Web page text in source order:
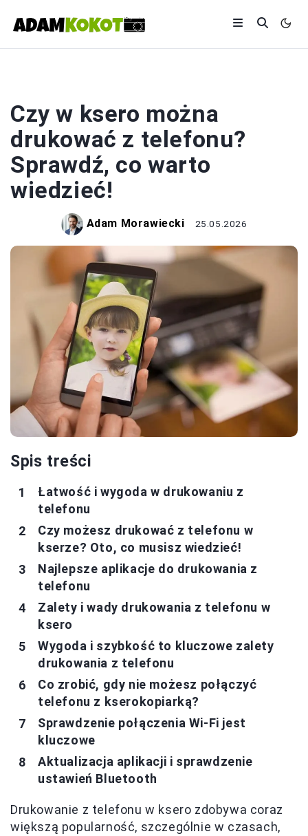
Czy w ksero można
drukować z telefonu?
Sprawdź, co warto
wiedzieć!
Adam Morawiecki 25.05.2026
Spis treści
Łatwość i wygoda w drukowaniu z
telefonu
Czy możesz drukować z telefonu w
kserze? Oto, co musisz wiedzieć!
Najlepsze aplikacje do drukowania z
telefonu
Zalety i wady drukowania z telefonu w
ksero
Wygoda i szybkość to kluczowe zalety
drukowania z telefonu
Co zrobić, gdy nie możesz połączyć
telefonu z kserokopiarką?
Sprawdzenie połączenia Wi-Fi jest
kluczowe
Aktualizacja aplikacji i sprawdzenie
ustawień Bluetooth
Drukowanie z telefonu w ksero zdobywa coraz
większą popularność, szczególnie w czasach,